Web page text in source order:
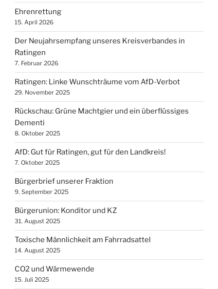
Ehrenrettung
15. April 2026
Der Neujahrsempfang unseres Kreisverbandes in
Ratingen
7. Februar 2026
Ratingen: Linke Wunschträume vom AfD-Verbot
29. November 2025
Rückschau: Grüne Machtgier und ein überflüssiges
Dementi
8. Oktober 2025
AfD: Gut für Ratingen, gut für den Landkreis!
7. Oktober 2025
Bürgerbrief unserer Fraktion
9. September 2025
Bürgerunion: Konditor und KZ
31. August 2025
Toxische Männlichkeit am Fahrradsattel
14. August 2025
CO2 und Wärmewende
15. Juli 2025